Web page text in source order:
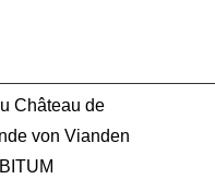
Château de
von Vianden